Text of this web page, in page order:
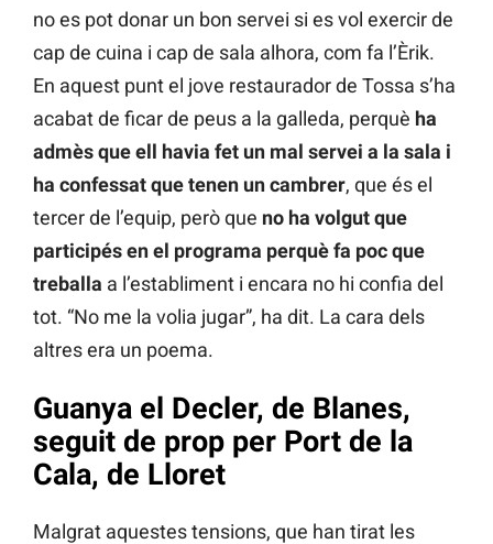
no es pot donar un bon servei si es vol exercir de
cap de cuina i cap de sala alhora, com fa l’Èrik.
En aquest punt el jove restaurador de Tossa s’ha
acabat de ficar de peus a la galleda, perquè ha
admès que ell havia fet un mal servei a la sala i
ha confessat que tenen un cambrer, que és el
tercer de l’equip, però que no ha volgut que
participés en el programa perquè fa poc que
treballa a l’establiment i encara no hi confia del
tot. “No me la volia jugar”, ha dit. La cara dels
altres era un poema.
Guanya el Decler, de Blanes,
seguit de prop per Port de la
Cala, de Lloret
Malgrat aquestes tensions, que han tirat les